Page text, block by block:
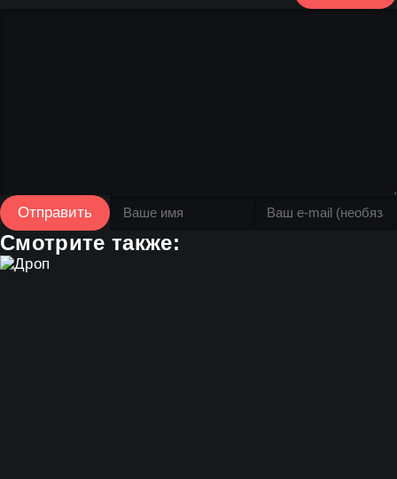
Отправить
Смотрите также: